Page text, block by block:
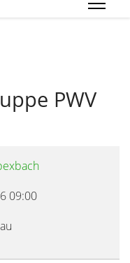
PWV
09:00